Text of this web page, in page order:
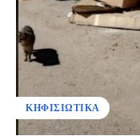
ΚΗΦΙΣΙΩΤΙΚΑ